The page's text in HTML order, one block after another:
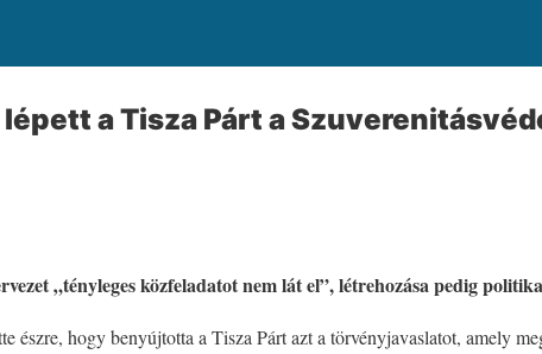
a Tisza Párt a
„tényleges közfeladatot nem lát el”, létrehozása pedig
észre, hogy benyújtotta a Tisza Párt azt a törvényjavaslatot, amely